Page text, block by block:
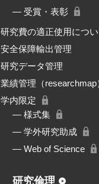
― 受賞・表彰
研究費の適正使用につい
安全保障輸出管理
研究データ管理
業績管理（researchmap
学内限定
― 様式集
― 学外研究助成
― Web of Science
研究倫理